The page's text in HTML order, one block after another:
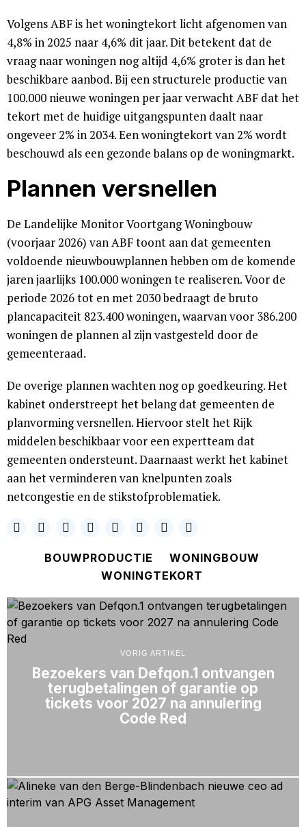
Volgens ABF is het woningtekort licht afgenomen van
4,8% in 2025 naar 4,6% dit jaar. Dit betekent dat de
vraag naar woningen nog altijd 4,6% groter is dan het
beschikbare aanbod. Bij een structurele productie van
100.000 nieuwe woningen per jaar verwacht ABF dat het
tekort met de huidige uitgangspunten daalt naar
ongeveer 2% in 2034. Een woningtekort van 2% wordt
beschouwd als een gezonde balans op de woningmarkt.
Plannen versnellen
De Landelijke Monitor Voortgang Woningbouw
(voorjaar 2026) van ABF toont aan dat gemeenten
voldoende nieuwbouwplannen hebben om de komende
jaren jaarlijks 100.000 woningen te realiseren. Voor de
periode 2026 tot en met 2030 bedraagt de bruto
plancapaciteit 823.400 woningen, waarvan voor 386.200
woningen de plannen al zijn vastgesteld door de
gemeenteraad.
De overige plannen wachten nog op goedkeuring. Het
kabinet onderstreept het belang dat gemeenten de
planvorming versnellen. Hiervoor stelt het Rijk
middelen beschikbaar voor een expertteam dat
gemeenten ondersteunt. Daarnaast werkt het kabinet
aan het verminderen van knelpunten zoals
netcongestie en de stikstofproblematiek.
BOUWPRODUCTIE
WONINGBOUW
WONINGTEKORT
VORIG ARTIKEL
Bezoekers van Defqon.1 ontvangen
terugbetalingen of garantie op
tickets voor 2027 na annulering
Code Red